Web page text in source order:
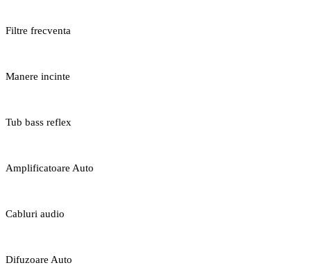
Filtre frecventa
Manere incinte
Tub bass reflex
Amplificatoare Auto
Cabluri audio
Difuzoare Auto